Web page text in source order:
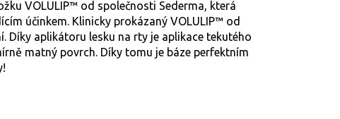
VOLULIP™ od společnosti Sederma, která
účinkem. Klinicky prokázaný VOLULIP™ od
Díky aplikátoru lesku na rty je aplikace tekutého
matný povrch. Díky tomu je báze perfektním